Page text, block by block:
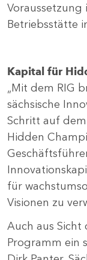
Voraussetzung
Betriebsstätte
Kapital für
„Mit dem RIG
sächsische
Schritt auf
Hidden
für
Visionen zu
Auch aus Sicht
Programm ein